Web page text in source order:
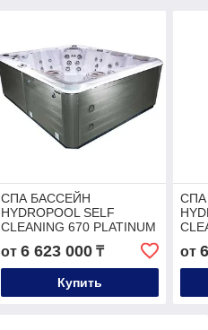
СПА БАССЕЙН
HYDROPOOL SELF
CLEANING 670 PLATINUM
от 6 623 000₸
Купить
от